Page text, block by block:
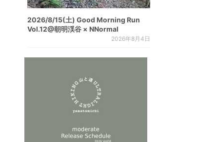
2026/8/15(土) Good Morning Run
Vol.12@朝明渓谷 × NNormal
2026年8月4日